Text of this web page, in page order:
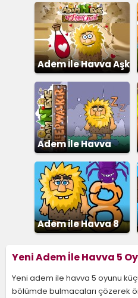
Adem İle Havva Aşk
İksiri
Adem İle Havva
Uyurgezer
Adem ile Havva 8
Yeni Adem İle Havva 5
Yeni adem ile havva 5 oyunu
bölümde bulmacaları çözerek